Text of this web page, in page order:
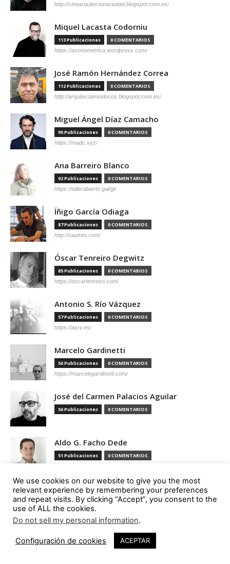
http://cinearquitecturaciudad.blogspot.com.es/
Miquel Lacasta Codorniu
113 Publicaciones 0 COMENTARIOS
https://axonometrica.wordpress.com/
José Ramón Hernández Correa
112 Publicaciones 0 COMENTARIOS
http://arquitectamoslocos.blogspot.com.es/
Miguel Ángel Díaz Camacho
95 Publicaciones 0 COMENTARIOS
https://madc.xyz/
Ana Barreiro Blanco
92 Publicaciones 0 COMENTARIOS
https://tallerabierto.gal/gl/
Íñigo García Odiaga
87 Publicaciones 0 COMENTARIOS
http://vaumm.com/
Óscar Tenreiro Degwitz
85 Publicaciones 0 COMENTARIOS
https://oscartenreiro.com/
Antonio S. Río Vázquez
57 Publicaciones 0 COMENTARIOS
https://asrv.es/
Marcelo Gardinetti
56 Publicaciones 0 COMENTARIOS
https://marcelogardinetti.com/
José del Carmen Palacios Aguilar
56 Publicaciones 0 COMENTARIOS
Aldo G. Facho Dede
51 Publicaciones 0 COMENTARIOS
Sergio de Miguel García
46 Publicaciones 0 COMENTARIOS
http://www.hand-architecture.com/
We use cookies on our website to give you the most
relevant experience by remembering your preferences
and repeat visits. By clicking “Accept”, you consent to the
use of ALL the cookies.
Do not sell my personal information.
Configuración de cookies ACEPTAR